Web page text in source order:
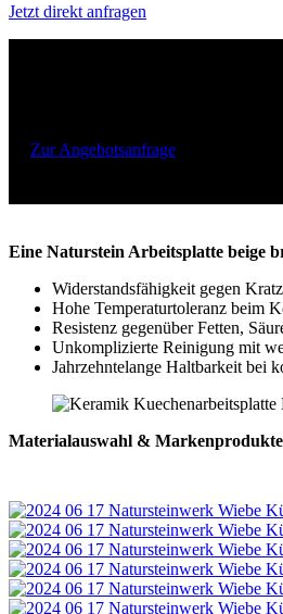
Jetzt direkt anfragen
Zur Angebotsanfrage
Eine Naturstein Arbeitsplatte beige
Widerstandsfähigkeit gegen
Hohe Temperaturtoleranz beim
Resistenz gegenüber Fetten,
Unkomplizierte Reinigung mit
Jahrzehntelange Haltbarkeit bei
Materialauswahl &